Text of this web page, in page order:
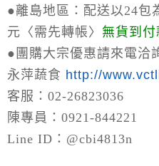
●離島地區： 配送以24包
元〈需先轉帳〉 無貨到付
● 團購大宗優惠請來電洽
永萍蔬食 http://
客服：02-26823036
陳專員：0921-844221
Line ID：@cbi4813n